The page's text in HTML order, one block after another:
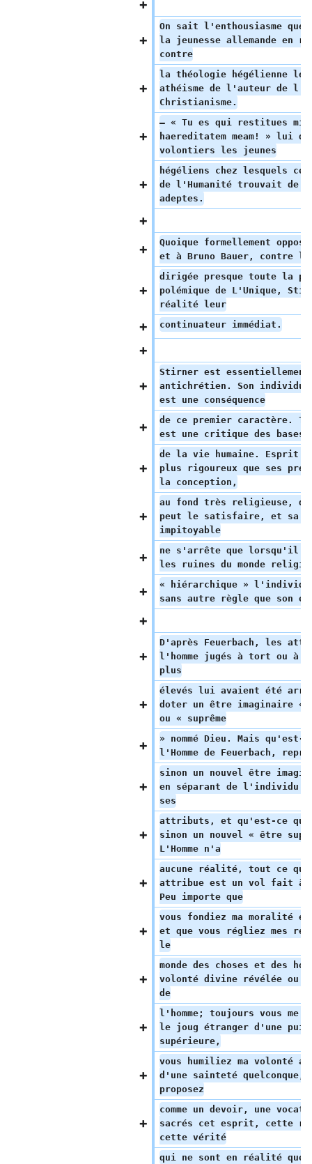
On sait l'enthousiasme que
la jeunesse allemande en
contre
la théologie hégélienne le
athéisme de l'auteur de
Christianisme.
— « Tu es qui restitues
haereditatem meam! » lui
volontiers les jeunes
hégéliens chez lesquels
de l'Humanité trouvait de
adeptes.
Quoique formellement
et à Bruno Bauer, contre
dirigée presque toute la
polémique de L'Unique,
réalité leur
continuateur immédiat.
Stirner est
antichrétien. Son
est une conséquence
de ce premier caractère.
est une critique des bases
de la vie humaine. Esprit
plus rigoureux que ses
la conception,
au fond très religieuse, de
peut le satisfaire, et sa
impitoyable
ne s'arrête que lorsqu'il
les ruines du monde
« hiérarchique » l'individu
sans autre règle que son
D'après Feuerbach, les
l'homme jugés à tort ou à
plus
élevés lui avaient été
doter un être imaginaire «
ou « suprême
» nommé Dieu. Mais qu'est-
l'Homme de Feuerbach,
sinon un nouvel être
en séparant de l'individu
ses
attributs, et qu'est-ce que
sinon un nouvel « être
L'Homme n'a
aucune réalité, tout ce
attribue est un vol fait
Peu importe que
vous fondiez ma moralité
et que vous régliez mes
le
monde des choses et des
volonté divine révélée ou
de
l'homme; toujours vous me
le joug étranger d'une
supérieure,
vous humiliez ma volonté
d'une sainteté quelconque,
proposez
comme un devoir, une
sacrés cet esprit, cette
cette vérité
qui ne sont en réalité que